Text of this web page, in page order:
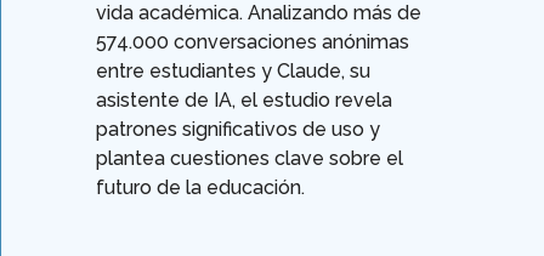
vida académica. Analizando más de
574.000 conversaciones anónimas
entre estudiantes y Claude, su
asistente de IA, el estudio revela
patrones significativos de uso y
plantea cuestiones clave sobre el
futuro de la educación.